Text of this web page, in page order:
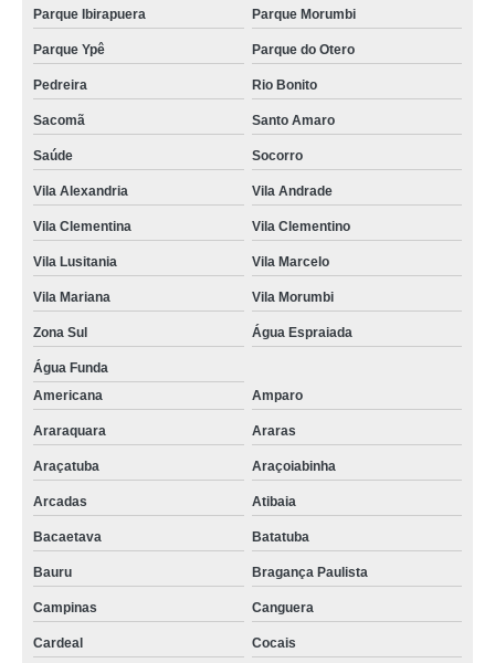
Parque Ibirapuera Parque Morumbi
Parque Ypê Parque do Otero
Pedreira Rio Bonito
Sacomã Santo Amaro
Saúde Socorro
Vila Alexandria Vila Andrade
Vila Clementina Vila Clementino
Vila Lusitania Vila Marcelo
Vila Mariana Vila Morumbi
Zona Sul Água Espraiada
Água Funda
Americana
Amparo
Araraquara Araras
Araçatuba Araçoiabinha
Arcadas Atibaia
Bacaetava Batatuba
Bauru Bragança Paulista
Campinas Canguera
Cardeal Cocais